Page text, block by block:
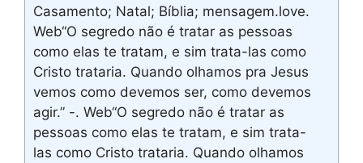
Casamento; Natal; Bíblia; mensagem.love.
Web“O segredo não é tratar as pessoas
como elas te tratam, e sim trata-las como
Cristo trataria. Quando olhamos pra Jesus
vemos como devemos ser, como devemos
agir.” -. Web“O segredo não é tratar as
pessoas como elas te tratam, e sim trata-
las como Cristo trataria. Quando olhamos